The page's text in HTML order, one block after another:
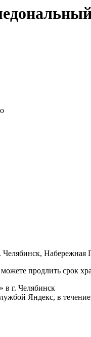
Набережная
продлить срок
в г. Челябинск
Яндекс, в